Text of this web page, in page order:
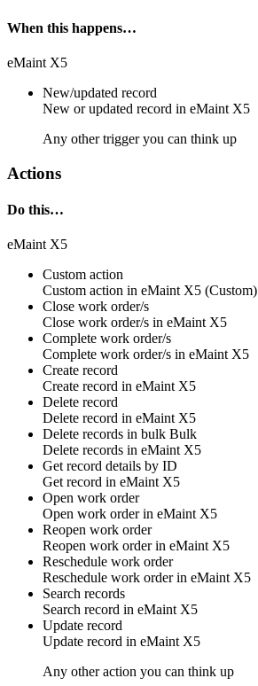
When this happens…
eMaint X5
New/updated record
New or updated record in eMaint X5
Any other trigger you can think up
Actions
Do this…
eMaint X5
Custom action
Custom action in eMaint X5 (Custom)
Close work order/s
Close work order/s in eMaint X5
Complete work order/s
Complete work order/s in eMaint X5
Create record
Create record in eMaint X5
Delete record
Delete record in eMaint X5
Delete records in bulk Bulk
Delete records in eMaint X5
Get record details by ID
Get record in eMaint X5
Open work order
Open work order in eMaint X5
Reopen work order
Reopen work order in eMaint X5
Reschedule work order
Reschedule work order in eMaint X5
Search records
Search record in eMaint X5
Update record
Update record in eMaint X5
Any other action you can think up